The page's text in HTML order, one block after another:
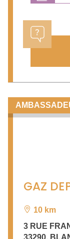
GAZ
10 km
3 RUE